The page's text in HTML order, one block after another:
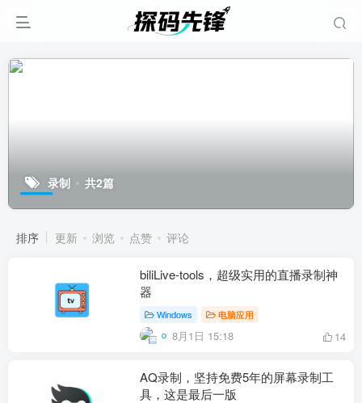
录制 共2篇
排序 更新 浏览 点赞 评论
biliLive-tools，超级实用的直播录制神
器
Windows 电脑应用
8月1日 15:18 14
AQ录制，坚持免费5年的屏幕录制工
具，这是最后一版